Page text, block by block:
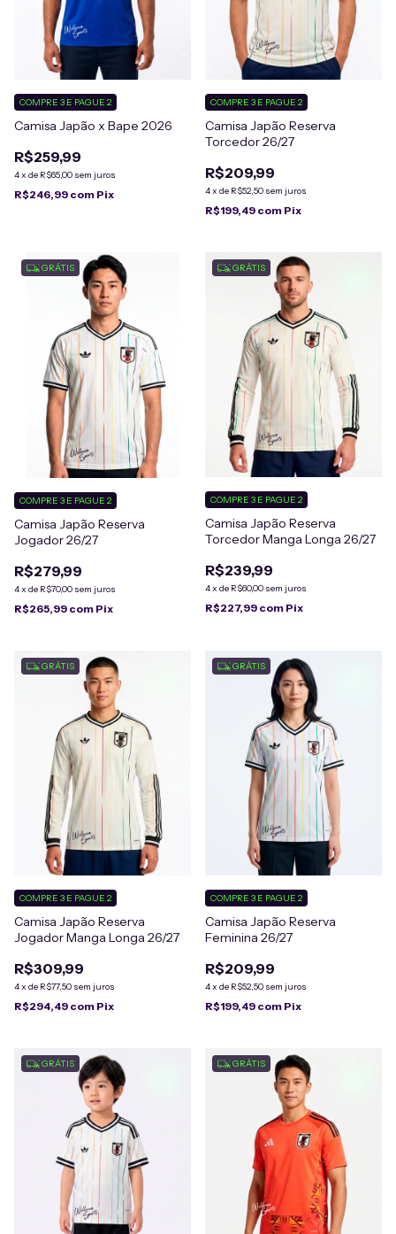
Camisa Japão x Bape 2026
R$259,99
4x de R$65,00 sem juros
COMPRE 3 E PAGUE 2
R$246,99 com Pix
Camisa Japão Reserva
Torcedor 26/27
R$209,99
4x de R$52,50 sem juros
COMPRE 3 E PAGUE 2
R$199,49 com Pix
GRÁTIS
Camisa Japão Reserva
Jogador 26/27
R$279,99
4x de R$70,00 sem juros
COMPRE 3 E PAGUE 2
R$265,99 com Pix
GRÁTIS
Camisa Japão Reserva
Torcedor Manga Longa 26/27
R$239,99
4x de R$60,00 sem juros
COMPRE 3 E PAGUE 2
R$227,99 com Pix
GRÁTIS
Camisa Japão Reserva
Jogador Manga Longa 26/27
R$309,99
4x de R$77,50 sem juros
COMPRE 3 E PAGUE 2
R$294,49 com Pix
GRÁTIS
Camisa Japão Reserva
Feminina 26/27
R$209,99
4x de R$52,50 sem juros
COMPRE 3 E PAGUE 2
R$199,49 com Pix
GRÁTIS GRÁTIS